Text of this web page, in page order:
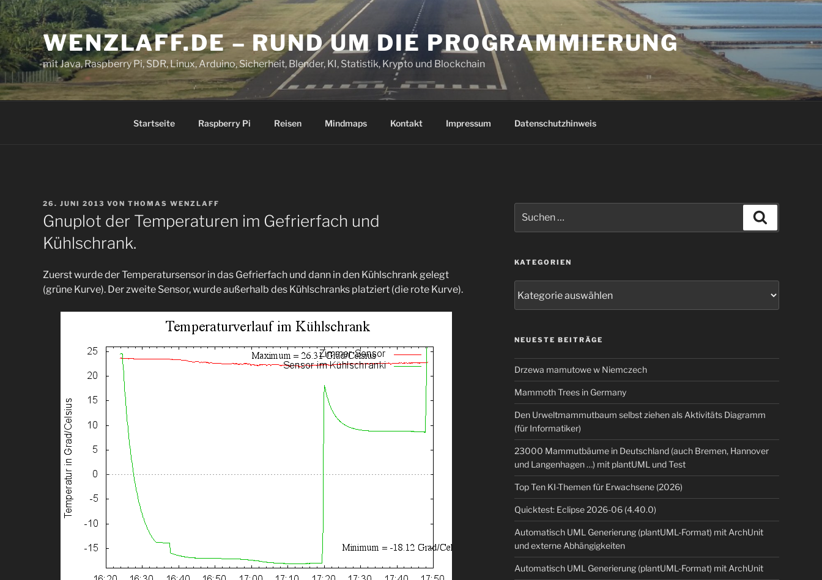
Zum
Inhalt
springen WENZLAFF.DE – RUND UM DIE PROGRAMMIERUNG
mit Java, Raspberry Pi, SDR, Linux, Arduino, Sicherheit, Blender, KI, Statistik, Krypto und Blockchain
Startseite Raspberry Pi Reisen Mindmaps Kontakt Impressum Datenschutzhinweis
VERÖFFENTLICHT
AM
26. JUNI 2013 VON THOMAS WENZLAFF
Gnuplot der Temperaturen im Gefrierfach und
Kühlschrank.
Zuerst wurde der Temperatursensor in das Gefrierfach und dann in den Kühlschrank gelegt
(grüne Kurve). Der zweite Sensor, wurde außerhalb des Kühlschranks platziert (die rote Kurve).
nach:
KATEGORIEN
NEUESTE BEITRÄGE
Drzewa mamutowe w Niemczech
Mammoth Trees in Germany
Den Urweltmammutbaum selbst ziehen als Aktivitäts Diagramm
(für Informatiker)
23000 Mammutbäume in Deutschland (auch Bremen, Hannover
und Langenhagen …) mit plantUML und Test
Top Ten KI-Themen für Erwachsene (2026)
Quicktest: Eclipse 2026-06 (4.40.0)
Automatisch UML Generierung (plantUML-Format) mit ArchUnit
und externe Abhängigkeiten
Automatisch UML Generierung (plantUML-Format) mit ArchUnit